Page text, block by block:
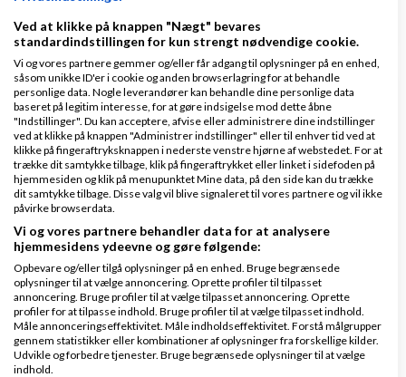
Ved at klikke på knappen "Nægt" bevares
standardindstillingen for kun strengt nødvendige cookie.
Vi og vores partnere gemmer og/eller får adgang til oplysninger på en enhed,
såsom unikke ID'er i cookie og anden browserlagring for at behandle
personlige data. Nogle leverandører kan behandle dine personlige data
baseret på legitim interesse, for at gøre indsigelse mod dette åbne
"Indstillinger". Du kan acceptere, afvise eller administrere dine indstillinger
ved at klikke på knappen "Administrer indstillinger" eller til enhver tid ved at
klikke på fingeraftryksknappen i nederste venstre hjørne af webstedet. For at
trække dit samtykke tilbage, klik på fingeraftrykket eller linket i sidefoden på
hjemmesiden og klik på menupunktet Mine data, på den side kan du trække
dit samtykke tilbage. Disse valg vil blive signaleret til vores partnere og vil ikke
påvirke browserdata.
Vi og vores partnere behandler data for at analysere
hjemmesidens ydeevne og gøre følgende:
Opbevare og/eller tilgå oplysninger på en enhed. Bruge begrænsede
oplysninger til at vælge annoncering. Oprette profiler til tilpasset
annoncering. Bruge profiler til at vælge tilpasset annoncering. Oprette
profiler for at tilpasse indhold. Bruge profiler til at vælge tilpasset indhold.
Måle annonceringseffektivitet. Måle indholdseffektivitet. Forstå målgrupper
gennem statistikker eller kombinationer af oplysninger fra forskellige kilder.
Udvikle og forbedre tjenester. Bruge begrænsede oplysninger til at vælge
indhold.
Ib Abildgaard, RÅD & MALSkrevet04-05-2016kl.
21:07
Gennemsnit
stjerner givet af
person
Er bange for control8. det er en dyr
markedsføringdu er ved at sætte igang.